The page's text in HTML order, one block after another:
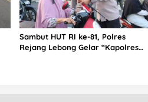
Sambut HUT RI ke-81, Polres
Rejang Lebong Gelar “Kapolres